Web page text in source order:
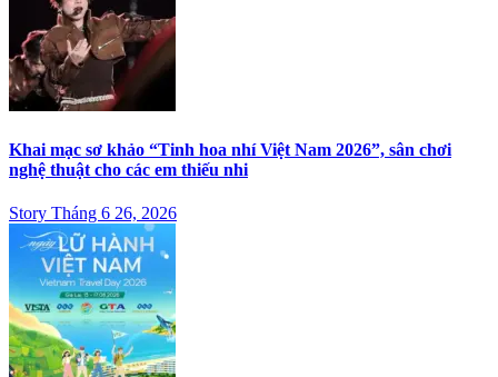
Khai mạc sơ khảo “Tinh hoa nhí Việt Nam 2026”, sân chơi
nghệ thuật cho các em thiếu nhi
Story Tháng 6 26, 2026